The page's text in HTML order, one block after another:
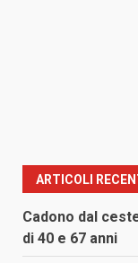
ARTICOLI
Cadono dal
di 40 e 67 anni